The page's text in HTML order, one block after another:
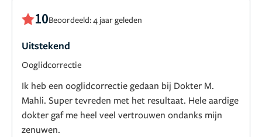
10Beoordeeld: 4 jaar geleden
Uitstekend
Ooglidcorrectie
Ik heb een ooglidcorrectie gedaan bij Dokter M.
Mahli. Super tevreden met het resultaat. Hele aardige
dokter gaf me heel veel vertrouwen ondanks mijn
zenuwen.